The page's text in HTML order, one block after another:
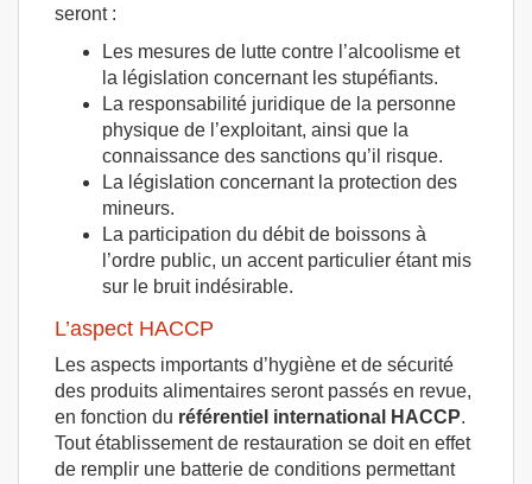
seront :
Les mesures de lutte contre l’alcoolisme et
la législation concernant les stupéfiants.
La responsabilité juridique de la personne
physique de l’exploitant, ainsi que la
connaissance des sanctions qu’il risque.
La législation concernant la protection des
mineurs.
La participation du débit de boissons à
l’ordre public, un accent particulier étant mis
sur le bruit indésirable.
L’aspect HACCP
Les aspects importants d’hygiène et de sécurité
des produits alimentaires seront passés en revue,
en fonction du référentiel international HACCP.
Tout établissement de restauration se doit en effet
de remplir une batterie de conditions permettant